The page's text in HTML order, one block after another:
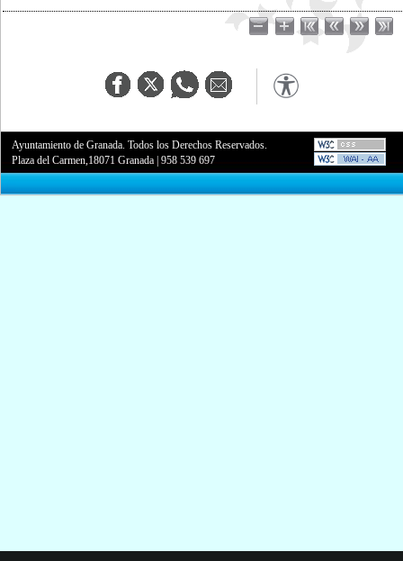
Ayuntamiento de Granada. Todos los Derechos Reservados.
Plaza del Carmen,18071 Granada |958 539 697